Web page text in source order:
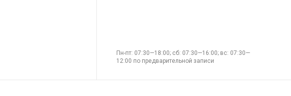
Пн-пт: 07:30—18:00; сб: 07:30—16:00; вс: 07:30—
12:00 по предварительной записи